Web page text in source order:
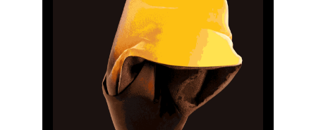
об оплате Плайтом
Остались вопросы?
8 800 302-02-51